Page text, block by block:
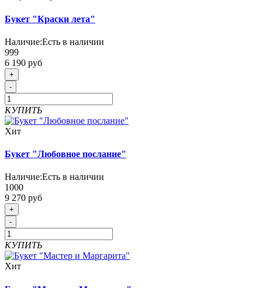
Букет "Краски лета"
Наличие:Есть в наличии
999
6 190 руб
+
-
КУПИТЬ
Хит
Букет "Любовное послание"
Наличие:Есть в наличии
1000
9 270 руб
+
-
КУПИТЬ
Хит